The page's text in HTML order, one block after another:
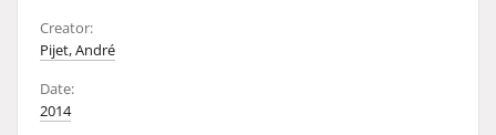
Creator:
Pijet, André
Date:
2014